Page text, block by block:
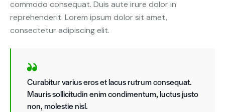
commodo consequat. Duis aute irure dolor in
reprehenderit. Lorem ipsum dolor sit amet,
consectetur adipiscing elit.
Curabitur varius eros et lacus rutrum consequat.
Mauris sollicitudin enim condimentum, luctus justo
non, molestie nisl.